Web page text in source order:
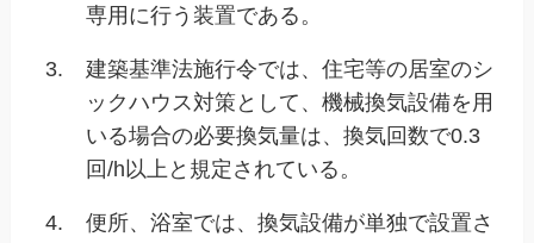
専用に行う装置である。
3.
建築基準法施行令では、住宅等の居室のシ
ックハウス対策として、機械換気設備を用
いる場合の必要換気量は、換気回数で0.3
回/h以上と規定されている。
4.
便所、浴室では、換気設備が単独で設置さ